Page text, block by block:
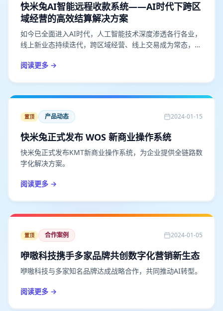
快米兔AI智能远程收款系统——AI时代下跨区
域经营的高效结算解决方案
如今已全面进入AI时代，人工智能技术深度渗透各行各业，
线上新业态持续迭代，跨区域经营、线上交易成为常态，远
阅读更多 →
置顶 产品动态 2024-01-15
快米兔正式发布 WOS 新商业操作系统
快米兔正式发布KMT新商业操作系统，为企业提供全链路数
字化解决方案。
阅读更多 →
置顶 合作案例 2024-01-05
咿嗷科技携手多家品牌共创数字化营销新生态
咿嗷科技与多家知名品牌达成战略合作，共同推动AI转型。
阅读更多 →